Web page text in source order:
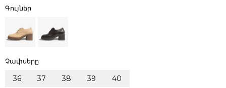
Գույներ
Չափսերը
36 37 38 39 40